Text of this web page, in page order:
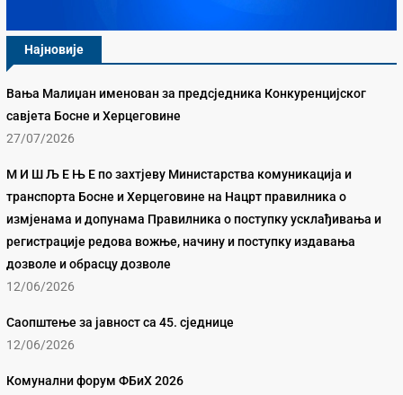
Најновије
Вања Малиџан именован за предсједника Конкуренцијског
савјета Босне и Херцеговине
27/07/2026
М И Ш Љ Е Њ Е по захтјеву Министарства комуникација и
транспорта Босне и Херцеговине на Нацрт правилника о
измјенама и допунама Правилника о поступку усклађивања и
регистрације редова вожње, начину и поступку издавања
дозволе и обрасцу дозволе
12/06/2026
Саопштење за јавност са 45. сједнице
12/06/2026
Комунални форум ФБиХ 2026